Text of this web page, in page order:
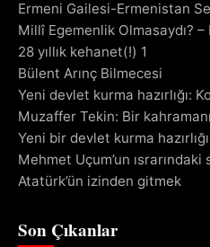
Ermeni Gailesi-Ermenistan
Millî Egemenlik Olmasaydı?
28 yıllık kehanet(!) 1
Bülent Arınç Bilmecesi
Yeni devlet kurma hazırlığı:
Muzaffer Tekin: Bir
Yeni bir devlet kurma
Mehmet Uçum’un ısrarındaki
Atatürk’ün izinden gitmek
Son Çıkanlar